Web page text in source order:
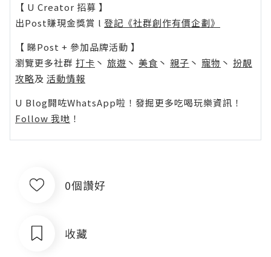
【 U Creator 招募 】
出Post賺現金獎賞 l 登記《社群創作有價企劃》
【 睇Post + 參加品牌活動 】
瀏覽更多社群 打卡 丶 旅遊 丶 美食 丶 親子 丶 寵物 丶 扮靚
攻略及 活動情報
U Blog開咗WhatsApp啦！發掘更多吃喝玩樂資訊！
Follow 我哋 ！
0個讚好
收藏